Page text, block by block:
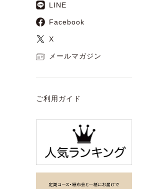
LINE
Facebook
X
メールマガジン
ご利用ガイド